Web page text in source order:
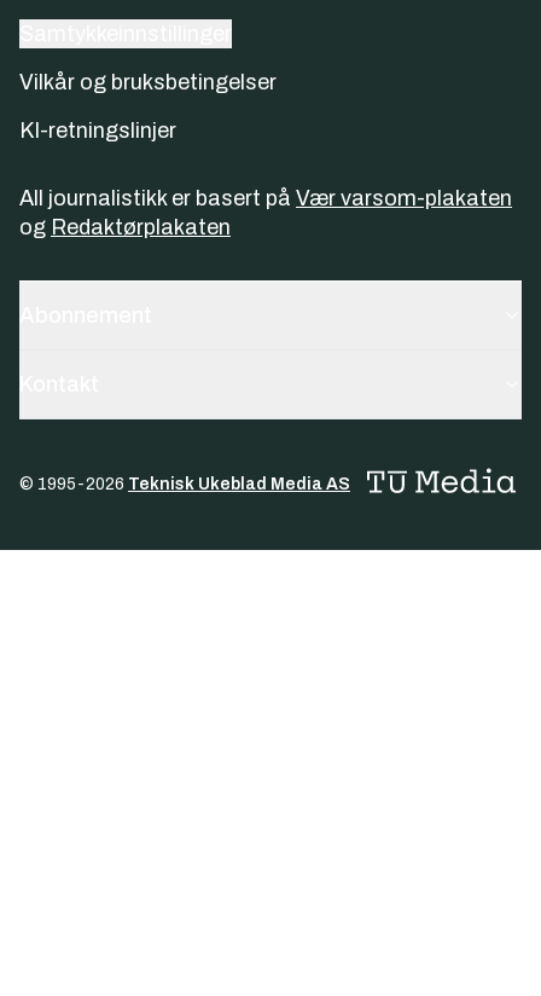
Vilkår og bruksbetingelser
KI-retningslinjer
All journalistikk er basert på Vær varsom-plakaten
og Redaktørplakaten
© 1995-2026 Teknisk Ukeblad Media AS